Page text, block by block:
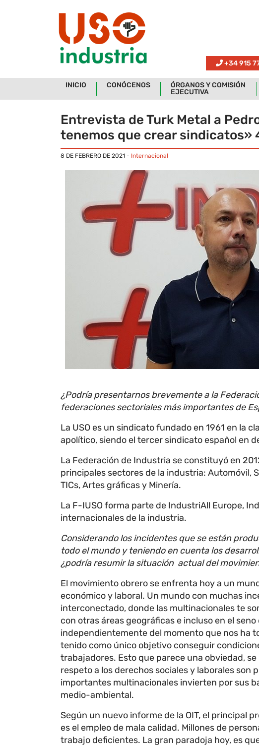
+34 915
INICIO CONÓCENOS
ÓRGANOS Y COMISIÓN
EJECUTIVA
Entrevista de Turk Metal a
tenemos que crear sindicatos»
8 DE FEBRERO DE 2021 - Internacional
¿Podría presentarnos brevemente a la
federaciones sectoriales más importantes de
La USO es un sindicato fundado en 1961 en la
apolítico, siendo el tercer sindicato español en
La Federación de Industria se constituyó en
principales sectores de la industria: Automóvil,
TICs, Artes gráficas y Minería.
La F-IUSO forma parte de IndustriAll Europe,
internacionales de la industria.
Considerando los incidentes que se están
todo el mundo y teniendo en cuenta los
¿podría resumir la situación actual del
El movimiento obrero se enfrenta hoy a un
económico y laboral. Un mundo con muchas
interconectado, donde las multinacionales te
con otras áreas geográficas e incluso en el
independientemente del momento que nos ha
tenido como único objetivo conseguir
trabajadores. Esto que parece una obviedad,
respeto a los derechos sociales y laborales
importantes multinacionales invierten por sus
medio-ambiental.
Según un nuevo informe de la OIT, el principal
es el empleo de mala calidad. Millones de
trabajo deficientes. La gran paradoja hoy, es